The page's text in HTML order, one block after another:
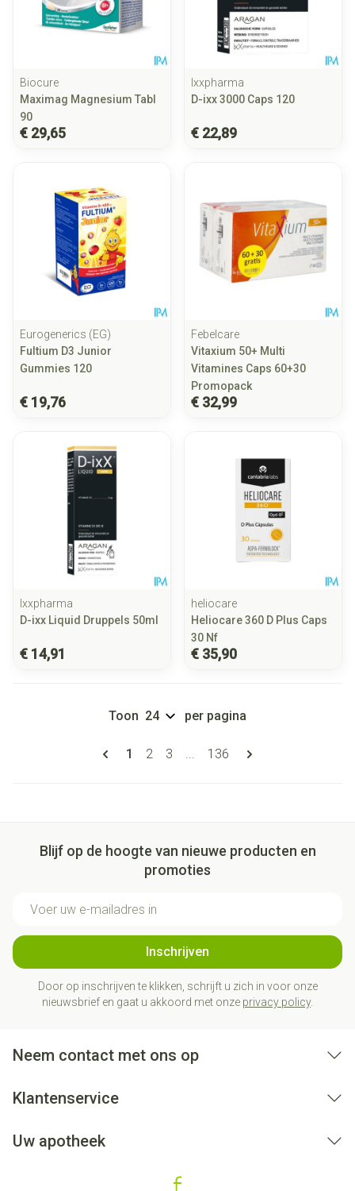
Biocure
Maximag Magnesium Tabl
90
€ 29,65
Ixxpharma
D-ixx 3000 Caps 120
€ 22,89
Eurogenerics (EG)
Fultium D3 Junior
Gummies 120
€ 19,76
Febelcare
Vitaxium 50+ Multi
Vitamines Caps 60+30
Promopack
€ 32,99
Ixxpharma
D-ixx Liquid Druppels 50ml
€ 14,91
heliocare
Heliocare 360 D Plus Caps
30 Nf
€ 35,90
Pagina's
U lees momenteel pagina
1 Pagina
2 Pagina
3 ... Pagina
136
Toon per pagina
Blijf op de hoogte van nieuwe producten en
promoties
Inschrijven
Door op inschrijven te klikken, schrijft u zich in voor onze
nieuwsbrief en gaat u akkoord met onze privacy policy.
Neem contact met ons op
Klantenservice
Uw apotheek